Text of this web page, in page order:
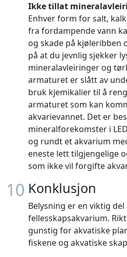
Ikke tillat
Enhver form for salt,
fra fordampende vann
og skade på kjøleribben
på at du jevnlig sjekker
mineralavleiringer og
armaturet er slått av
bruk kjemikalier til å
armaturet som kan
akvarievannet. Det er
mineralforekomster i
og rundt et akvarium
eneste lett tilgjengelige
som ikke vil forgifte
10 Konklusjon
Belysning er en viktig
fellesskapsakvarium.
gunstig for akvatiske
fiskene og akvatiske